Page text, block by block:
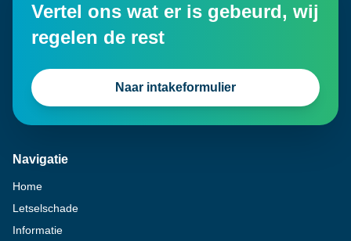
Vertel ons wat er is gebeurd, wij
regelen de rest
Naar intakeformulier
Navigatie
Home
Letselschade
Informatie